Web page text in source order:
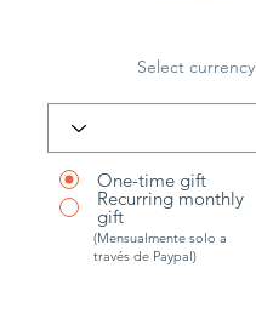
Select currency
One-time gift
Recurring monthly
gift
(Mensualmente solo a
través de Paypal)